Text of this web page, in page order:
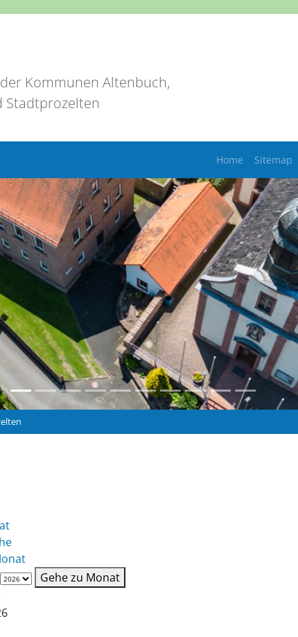
Kommunen Altenbuch,
Stadtprozelten
Home Sitemap
Gehe zu Monat